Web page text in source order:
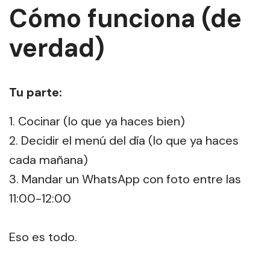
Cómo funciona (de
verdad)
Tu parte:
Cocinar (lo que ya haces bien)
Decidir el menú del día (lo que ya haces
cada mañana)
Mandar un WhatsApp con foto entre las
11:00-12:00
Eso es todo.